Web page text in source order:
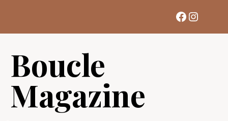
contenu
Facebook
Boucle
Magazine